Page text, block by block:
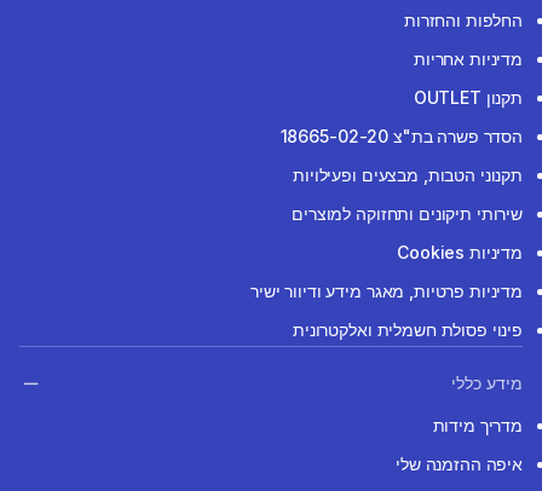
החלפות והחזרות
מדיניות אחריות
תקנון OUTLET
הסדר פשרה בת"צ 18665-02-20
תקנוני הטבות, מבצעים ופעילויות
שירותי תיקונים ותחזוקה למוצרים
מדיניות Cookies
מדיניות פרטיות, מאגר מידע ודיוור ישיר
פינוי פסולת חשמלית ואלקטרונית
מידע כללי
מדריך מידות
איפה ההזמנה שלי